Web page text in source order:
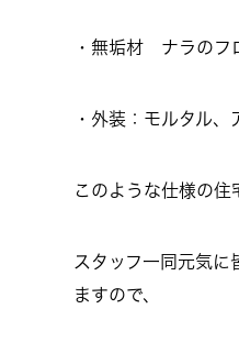
・無垢材 ナラのフ
・外装：モルタル
このような仕様の住
スタッフ一同元気に
ますので、